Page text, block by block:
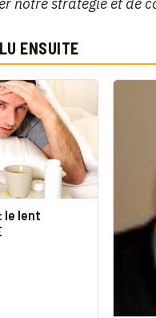
ENSUITE
le lent